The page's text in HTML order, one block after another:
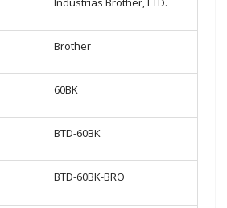
Brother
60BK
BTD-60BK
BTD-60BK-BRO